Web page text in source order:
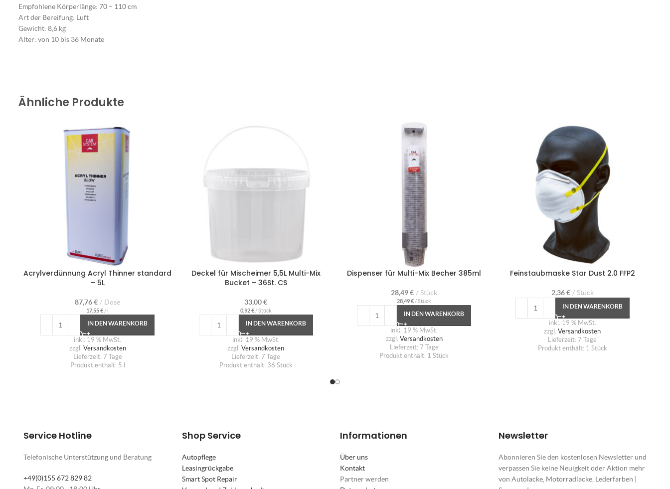
Empfohlene Körperlänge: 70 – 110 cm
Art der Bereifung: Luft
Gewicht: 8,6 kg
Alter: von 10 bis 36 Monate
Ähnliche Produkte
Acrylverdünnung Acryl Thinner standard
– 5L
87,76€ Dose
17,55€ / l
IN DEN WARENKORB
inkl. 19 % MwSt.
zzgl. Versandkosten
Lieferzeit: 7 Tage
Produkt enthält: 5 l
Deckel für Mischeimer 5,5L Multi-Mix
Bucket – 36St. CS
33,00€
0,92€/Stück
IN DEN WARENKORB
inkl. 19 % MwSt.
zzgl.Versandkosten
Lieferzeit: 7 Tage
Produkt enthält: 36 Stück
Dispenser für Multi-Mix Becher 385ml
28,49€ Stück
28,49€ /Stück
IN DEN WARENKORB
inkl. 19 % MwSt.
zzgl. Versandkosten
Lieferzeit: 7 Tage
Produkt enthält: 1Stück
Feinstaubmaske Star Dust 2.0 FFP2
2,36€ Stück
IN DEN WARENKORB
inkl. 19 % MwSt.
zzgl.Versandkosten
Lieferzeit: 7 Tage
Produkt enthält: 1 Stück
Service Hotline
Telefonische Unterstützung und Beratung
+49(0)155 672 829 82
Shop Service
Autopflege
Leasingrückgabe
Smart Spot Repair
Informationen
Über uns
Kontakt
Partner werden
Newsletter
Abonnieren Sie den kostenlosen Newsletter und
verpassen Sie keine Neuigkeit oder Aktion mehr
von Autolacke, Motorradlacke, Lederfarben |